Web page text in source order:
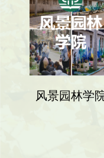
艺术设计学院